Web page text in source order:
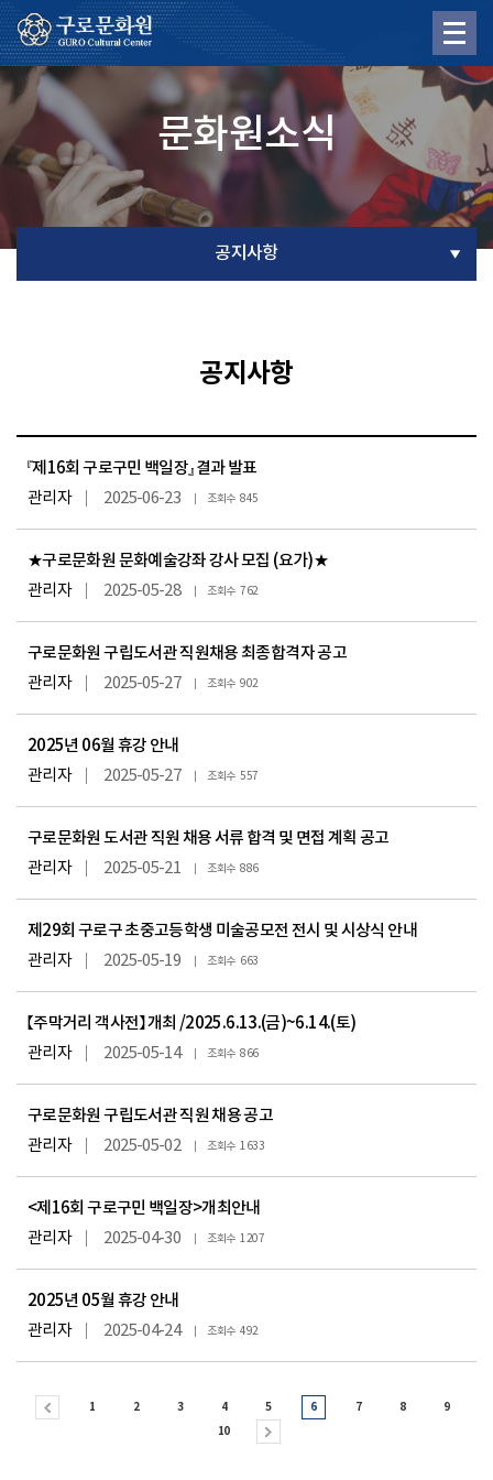
문화원소식
공지사항
공지사항
『제16회 구로구민 백일장』 결과 발표
관리자
2025-06-23 845
★구로문화원 문화예술강좌 강사 모집 (요가)★
관리자
2025-05-28 762
구로문화원 구립도서관 직원채용 최종합격자 공고
관리자
2025-05-27 902
2025년 06월 휴강 안내
관리자
2025-05-27 557
구로문화원 도서관 직원 채용 서류 합격 및 면접 계획 공고
관리자
2025-05-21 886
제29회 구로구 초중고등학생 미술공모전 전시 및 시상식 안내
관리자
2025-05-19 663
【주막거리 객사전】 개최 /2025.6.13.(금)~6.14.(토)
관리자
2025-05-14 866
구로문화원 구립도서관 직원 채용 공고
관리자
2025-05-02 1633
<제16회 구로구민 백일장>개최안내
관리자
2025-04-30 1207
2025년 05월 휴강 안내
관리자
2025-04-24 492
1 2 3 4 5 6 7 8
9
10